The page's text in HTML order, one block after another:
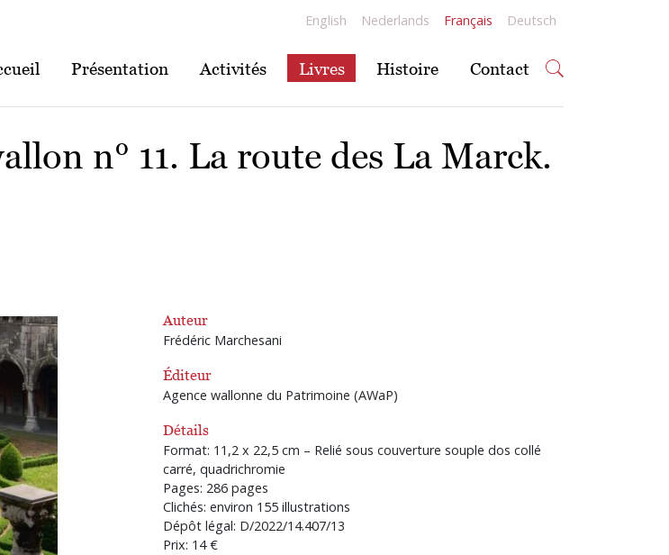
English Nederlands Français Deutsch
Présentation Activités Livres Histoire Contact
n° 11. La route des La Marck.
Auteur
Frédéric Marchesani
Éditeur
Agence wallonne du Patrimoine (AWaP)
Détails
Format: 11,2 x 22,5 cm – Relié sous couverture souple dos collé
carré, quadrichromie
Pages: 286 pages
Clichés: environ 155 illustrations
Dépôt légal: D/2022/14.407/13
Prix: 14 €